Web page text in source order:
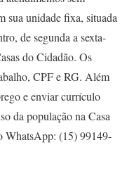
sua unidade fixa, situada
de segunda a sexta-
do Cidadão. Os
CPF e RG. Além
e enviar currículo
da população na Casa
WhatsApp: (15) 99149-